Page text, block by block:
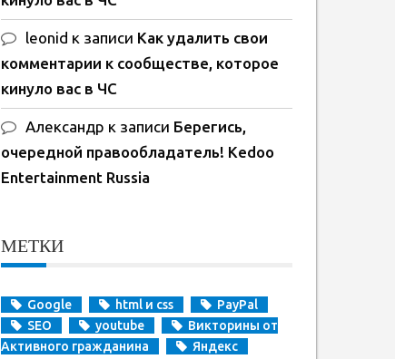
leonid к записи Как удалить свои
комментарии к сообществе, которое
кинуло вас в ЧС
Александр к записи Берегись,
очередной правообладатель! Kedoo
Entertainment Russia
МЕТКИ
Google html и css
PayPal
SEO
youtube
Викторины от
Активного гражданина
Яндекс